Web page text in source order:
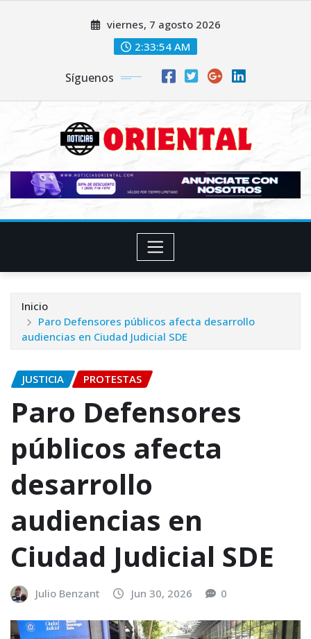
viernes, 7 agosto 2026
2:33:55 AM
Síguenos
Inicio
Paro Defensores públicos afecta desarrollo
audiencias en Ciudad Judicial SDE
JUSTICIA PROTESTAS
Paro Defensores
públicos afecta
desarrollo
audiencias en
Ciudad Judicial SDE
Julio Benzant Jun 30, 2026 0